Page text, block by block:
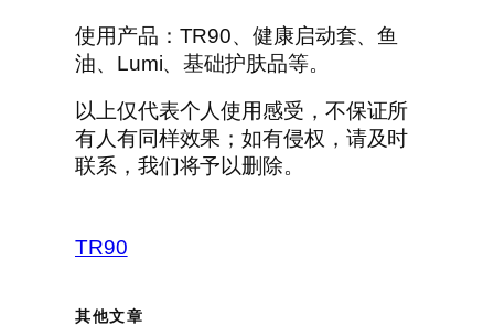
使用产品：TR90、健康启动套、鱼
油、Lumi、基础护肤品等。
以上仅代表个人使用感受，不保证所
有人有同样效果；如有侵权，请及时
联系，我们将予以删除。
TR90
其他文章